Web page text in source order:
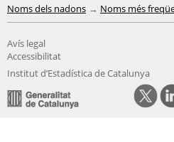
Noms dels nadons
Noms més
Avís legal
Accessibilitat
Institut d’Estadística de Catalunya